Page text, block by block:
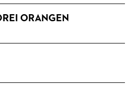
/ INFORMATION
EXKLUSIV
ORANGEN